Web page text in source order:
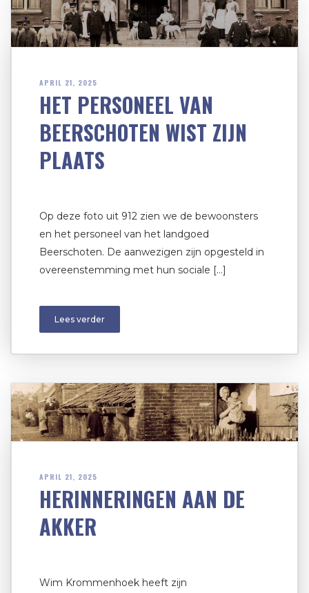
APRIL 21, 2025
HET PERSONEEL VAN
BEERSCHOTEN WIST ZIJN
PLAATS
Op deze foto uit 912 zien we de bewoonsters
en het personeel van het landgoed
Beerschoten. De aanwezigen zijn opgesteld in
overeenstemming met hun sociale […]
Lees verder
APRIL 21, 2025
HERINNERINGEN AAN DE
AKKER
Wim Krommenhoek heeft zijn